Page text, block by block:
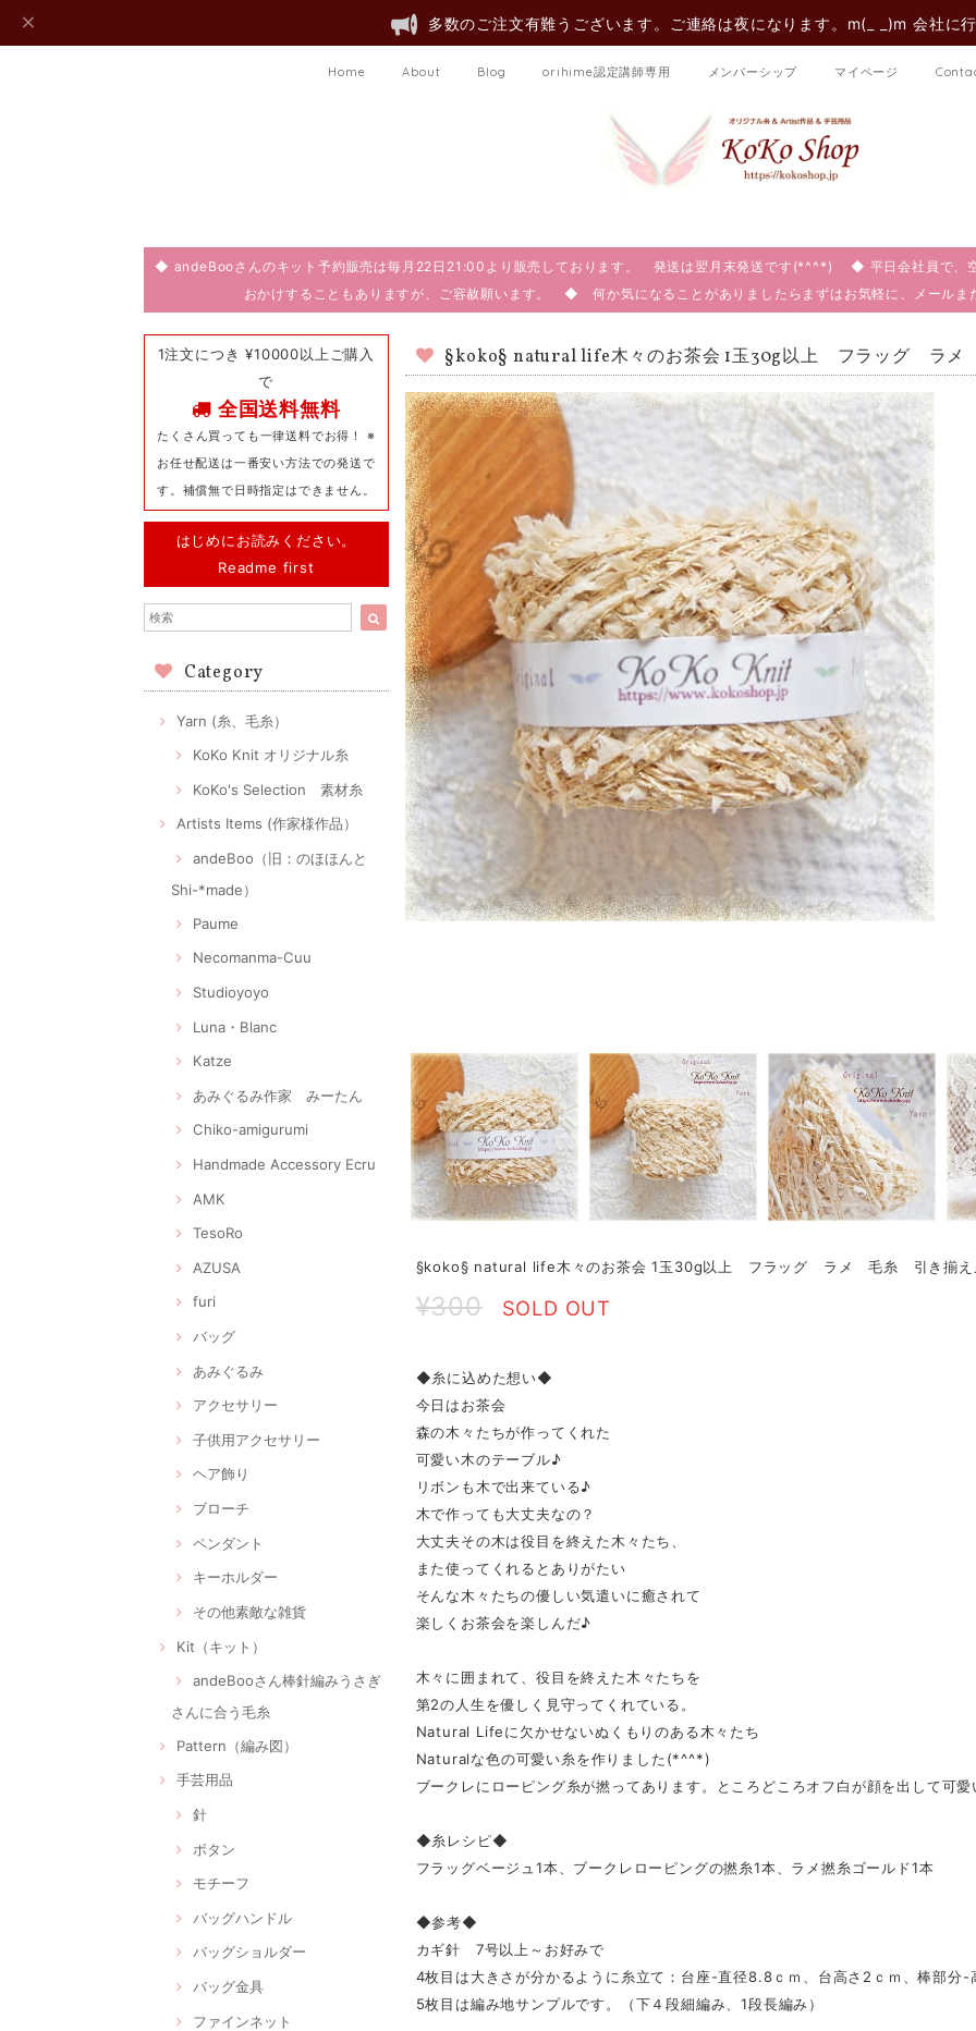
多数のご注文有難うございます。ご連絡は夜になります。m(_ _)m 会社に
Home About Blog orihime認定講師専用 メンバーシップ マイページ
◆ andeBooさんのキット予約販売は毎月22日21:00より販売しております。 発送は翌月末発送です(*^^*) ◆ 平日会社員で、
おかけすることもありますが、ご容赦願います。 ◆ 何か気になることがありましたらまずはお気軽に、メール
1注文につき ¥10000以上ご購入
で
全国送料無料
たくさん買っても一律送料でお得！ ※
お任せ配送は一番安い方法での発送で
す。補償無で日時指定はできません。
はじめにお読みください。
Readme first
Category
Yarn (糸、毛糸）
KoKo Knit オリジナル糸
KoKo's Selection 素材糸
Artists Items (作家様作品）
andeBoo（旧：のほほんと
Shi-*made）
Paume
Necomanma-Cuu
Studioyoyo
Luna・Blanc
Katze
あみぐるみ作家 みーたん
Chiko-amigurumi
Handmade Accessory Ecru
AMK
TesoRo
AZUSA
furi
バッグ
あみぐるみ
アクセサリー
子供用アクセサリー
ヘア飾り
ブローチ
ペンダント
キーホルダー
その他素敵な雑貨
Kit（キット）
andeBooさん棒針編みうさぎ
さんに合う毛糸
Pattern（編み図）
手芸用品
針
ボタン
モチーフ
バッグハンドル
バッグショルダー
バッグ金具
ファインネット
§koko§ natural life木々のお茶会 1玉30g以上 フラッグ ラ
§koko§ natural life木々のお茶会 1玉30g以上 フラッグ ラメ 毛糸 引き揃え
¥300 SOLD OUT
◆糸に込めた想い◆
今日はお茶会
森の木々たちが作ってくれた
可愛い木のテーブル♪
リボンも木で出来ている♪
木で作っても大丈夫なの？
大丈夫その木は役目を終えた木々たち、
また使ってくれるとありがたい
そんな木々たちの優しい気遣いに癒されて
楽しくお茶会を楽しんだ♪
木々に囲まれて、役目を終えた木々たちを
第2の人生を優しく見守ってくれている。
Natural Lifeに欠かせないぬくもりのある木々たち
Naturalな色の可愛い糸を作りました(*^^*)
ブークレにローピング糸が撚ってあります。ところどころオフ白が顔を出して可
◆糸レシピ◆
フラッグベージュ1本、ブークレローピングの撚糸1本、ラメ撚糸ゴールド1本
◆参考◆
カギ針 7号以上～お好みで
4枚目は大きさが分かるように糸立て：台座-直径8.8ｃｍ、台高さ2ｃｍ、棒部分-
5枚目は編み地サンプルです。（下４段細編み、1段長編み）